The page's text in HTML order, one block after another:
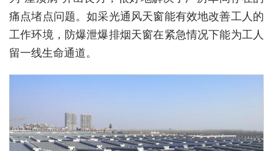
汽车
房产
消费
文化
痛点堵点问题。如采光通风天窗能有效地改善工人的
工作环境，防爆泄爆排烟天窗在紧急情况下能为工人
留一线生命通道。